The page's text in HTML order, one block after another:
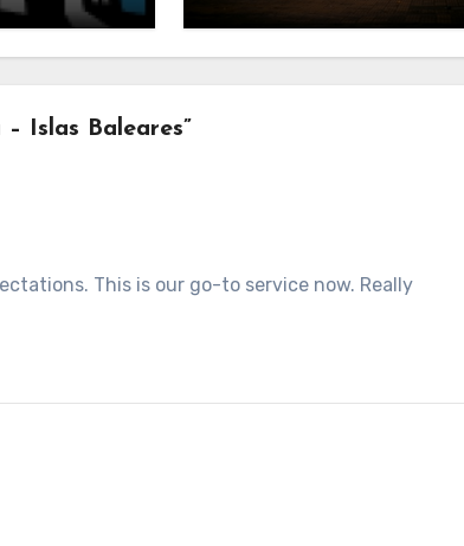
Islas Baleares”
This is our go-to service now. Really